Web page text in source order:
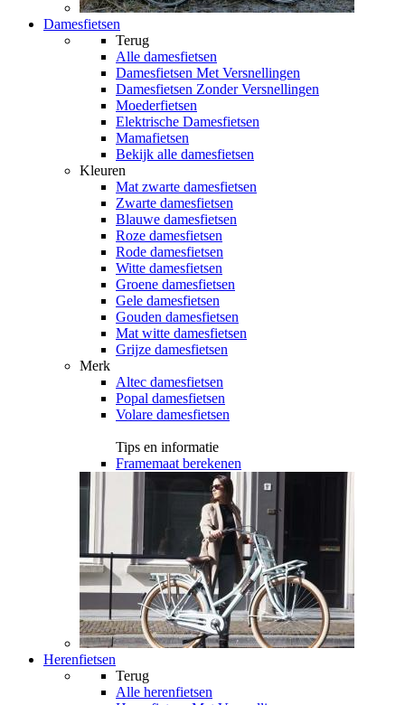
Damesfietsen
Terug
Alle damesfietsen
Damesfietsen Met Versnellingen
Damesfietsen Zonder Versnellingen
Moederfietsen
Elektrische Damesfietsen
Mamafietsen
Bekijk alle damesfietsen
Kleuren
Mat zwarte damesfietsen
Zwarte damesfietsen
Blauwe damesfietsen
Roze damesfietsen
Rode damesfietsen
Witte damesfietsen
Groene damesfietsen
Gele damesfietsen
Gouden damesfietsen
Mat witte damesfietsen
Grijze damesfietsen
Merk
Altec damesfietsen
Popal damesfietsen
Volare damesfietsen
Tips en informatie
Framemaat berekenen
Herenfietsen
Terug
Alle herenfietsen